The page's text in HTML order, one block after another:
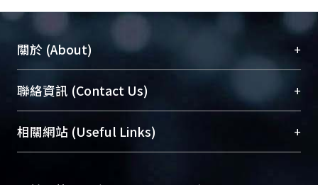
關於 (About) +
臺大位居世界頂尖大學之列，為永久珍藏及向國際
展現本校豐碩的研究成果及學術能量，圖書館整合
機構典藏（NTUR）與學術庫（AH）不同功能平
台，成為臺大學術典藏NTU scholars。期能整合研
聯絡資訊 (Contact Us) +
總館學科館員(Main Library)
醫學圖書館學科館員(Medical Library)
相關網站 (Useful Links) +